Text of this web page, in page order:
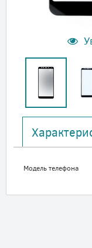
Модель телефона